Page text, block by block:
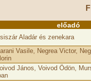
előadó
Aladár és zenekara
Vasile, Negrea Victor,
János, Voivod Ödön,